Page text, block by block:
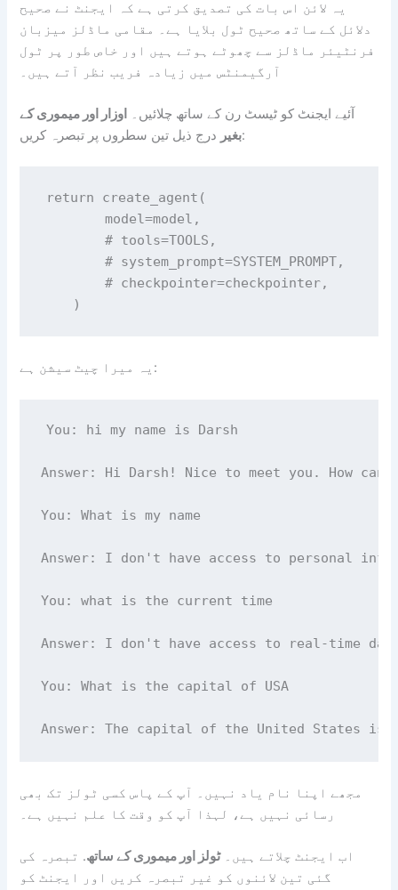
یہ لائن اس بات کی تصدیق کرتی ہے کہ ایجنٹ نے صحیح
دلائل کے ساتھ صحیح ٹول بلایا ہے۔ مقامی ماڈلز میزبان
فرنٹیئر ماڈلز سے چھوٹے ہوتے ہیں اور خاص طور پر ٹول
آرگیمنٹس میں زیادہ فریب نظر آتے ہیں۔
آئیے ایجنٹ کو ٹیسٹ رن کے ساتھ چلائیں۔
اوزار اور میموری کے
بغیردرج ذیل تین سطروں پر تبصرہ کریں:
return create_agent(
        model=model,
        # tools=TOOLS,
        # system_prompt=SYSTEM_PROMPT,
        # checkpointer=checkpointer,
یہ میرا چیٹ سیشن ہے:
You: hi my name is Darsh
Answer: Hi Darsh! Nice to meet you. How can
You: What is my name
Answer: I don't have access to personal
You: what is the current time
Answer: I don't have access to real-time
You: What is the capital of USA
مجھے اپنا نام یاد نہیں۔ آپ کے پاس کسی ٹولز تک بھی
رسائی نہیں ہے، لہذا آپ کو وقت کا علم نہیں ہے۔
اب ایجنٹ چلاتے ہیں۔ٹولز اور میموری کے ساتھ. تبصرہ کی
گئی تین لائنوں کو غیر تبصرہ کریں اور ایجنٹ کو